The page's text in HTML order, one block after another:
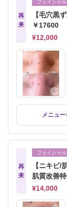
再
来
フェイシャル
【毛穴黒
￥17600
¥12,000
メニュー
再
来
フェイシャル
【ニキビ/
肌質改善
¥14,000